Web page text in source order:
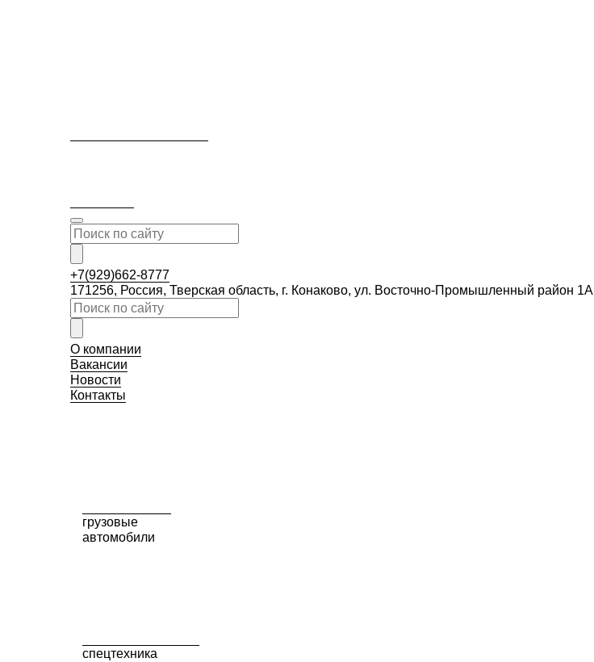
+7(929)662-8777
171256, Россия, Тверская область, г. Конаково, ул. Восточно-Промышленный район 1А
О компании
Вакансии
Новости
Контакты
грузовые
автомобили
спецтехника